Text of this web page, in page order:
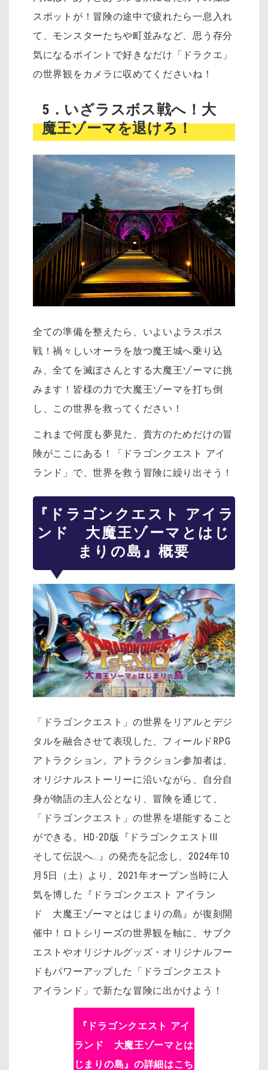
スポットが！冒険の途中で疲れたら一息入れ
て、モンスターたちや町並みなど、思う存分
気になるポイントで好きなだけ「ドラクエ」
の世界観をカメラに収めてくださいね！
5．いざラスボス戦へ！大
魔王ゾーマを退けろ！
全ての準備を整えたら、いよいよラスボス
戦！禍々しいオーラを放つ魔王城へ乗り込
み、全てを滅ぼさんとする大魔王ゾーマに挑
みます！皆様の力で大魔王ゾーマを打ち倒
し、この世界を救ってください！
これまで何度も夢見た、貴方のためだけの冒
険がここにある！「ドラゴンクエスト アイ
ランド」で、世界を救う冒険に繰り出そう！
『ドラゴンクエスト アイラ
ンド 大魔王ゾーマとはじ
まりの島』概要
「ドラゴンクエスト」の世界をリアルとデジ
タルを融合させて表現した、フィールドRPG
アトラクション。アトラクション参加者は、
オリジナルストーリーに沿いながら、自分自
身が物語の主人公となり、冒険を通じて、
「ドラゴンクエスト」の世界を堪能すること
ができる。HD-2D版『ドラゴンクエストIII
そして伝説へ…』の発売を記念し、2024年10
月5日（土）より、2021年オープン当時に人
気を博した『ドラゴンクエスト アイラン
ド 大魔王ゾーマとはじまりの島』が復刻開
催中！ロトシリーズの世界観を軸に、サブク
エストやオリジナルグッズ・オリジナルフー
ドもパワーアップした「ドラゴンクエスト
アイランド」で新たな冒険に出かけよう！
『ドラゴンクエスト アイ
ランド 大魔王ゾーマとは
じまりの島』の詳細はこち